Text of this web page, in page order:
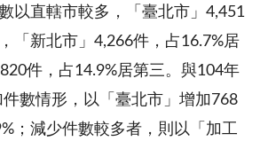
以直轄市較多，「臺北市」4,451
「新北市」4,266件，占16.7%居
件，占14.9%居第三。與104年
數情形，以「臺北市」增加768
；減少件數較多者，則以「加工